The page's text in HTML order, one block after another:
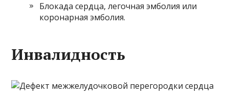
Блокада сердца, легочная эмболия или
коронарная эмболия.
Инвалидность